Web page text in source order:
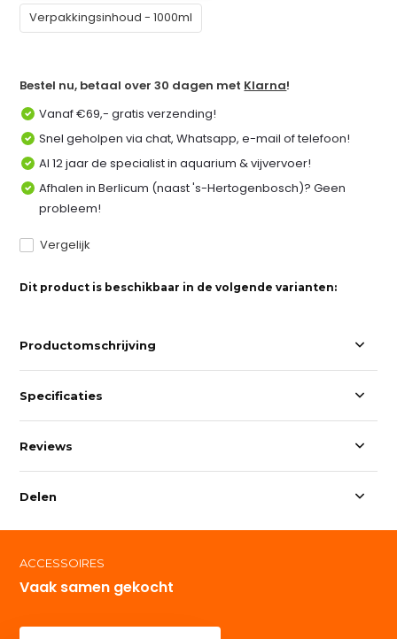
Verpakkingsinhoud - 1000ml
Bestel nu, betaal over 30 dagen met Klarna!
Vanaf €69,- gratis verzending!
Snel geholpen via chat, Whatsapp, e-mail of telefoon!
Al 12 jaar de specialist in aquarium & vijvervoer!
Afhalen in Berlicum (naast 's-Hertogenbosch)? Geen
probleem!
Vergelijk
Dit product is beschikbaar in de volgende varianten:
Productomschrijving
Specificaties
Reviews
Delen
ACCESSOIRES
Vaak samen gekocht